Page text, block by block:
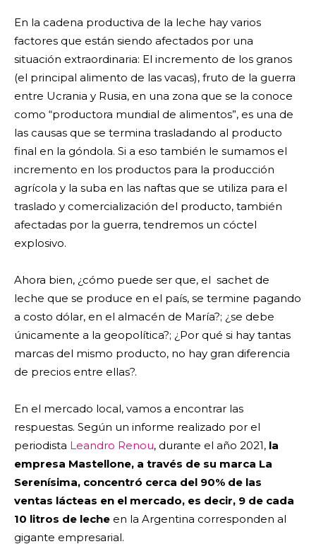
En la cadena productiva de la leche hay varios
factores que están siendo afectados por una
situación extraordinaria: El incremento de los granos
(el principal alimento de las vacas), fruto de la guerra
entre Ucrania y Rusia, en una zona que se la conoce
como “productora mundial de alimentos”, es una de
las causas que se termina trasladando al producto
final en la góndola. Si a eso también le sumamos el
incremento en los productos para la producción
agrícola y la suba en las naftas que se utiliza para el
traslado y comercialización del producto, también
afectadas por la guerra, tendremos un cóctel
explosivo.
Ahora bien, ¿cómo puede ser que, el sachet de
leche que se produce en el país, se termine pagando
a costo dólar, en el almacén de María?; ¿se debe
únicamente a la geopolítica?; ¿Por qué si hay tantas
marcas del mismo producto, no hay gran diferencia
de precios entre ellas?.
En el mercado local, vamos a encontrar las
respuestas. Según un informe realizado por el
periodista Leandro Renou, durante el año 2021, la
empresa Mastellone, a través de su marca La
Serenísima, concentró cerca del 90% de las
ventas lácteas en el mercado, es decir, 9 de cada
10 litros de leche en la Argentina corresponden al
gigante empresarial.